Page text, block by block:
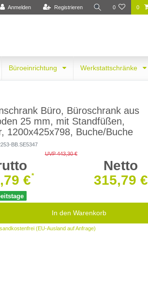
Anmelden Registrieren 0 0
Büroeinrichtung Werkstattschränke
Büro, Büroschrank aus
25 mm, mit Standfüßen,
1200x425x798, Buche/Buche
BB.SE5347
UVP 443,30 €
Netto
€
* 315,79 €
In den Warenkorb
(EU-Ausland auf Anfrage)